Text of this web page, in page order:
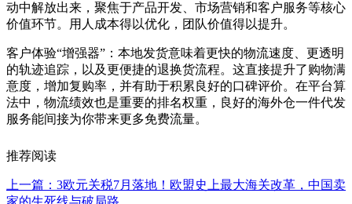
动中解放出来，聚焦于产品开发、市场营销和客户服务等核心
价值环节。用人成本得以优化，团队价值得以提升。
客户体验“增强器”‍：本地发货意味着更快的物流速度、更透明
的轨迹追踪，以及更便捷的退换货流程。这直接提升了购物满
意度，增加复购率，并有助于积累良好的口碑评价。在平台算
法中，物流绩效也是重要的排名权重，良好的海外仓一件代发
服务能间接为你带来更多免费流量。
推荐阅读
上一篇：3欧元关税7月落地！欧盟史上最大海关改革，中国卖
家的生死线与破局路